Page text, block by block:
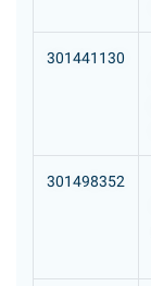
301441130
301498352